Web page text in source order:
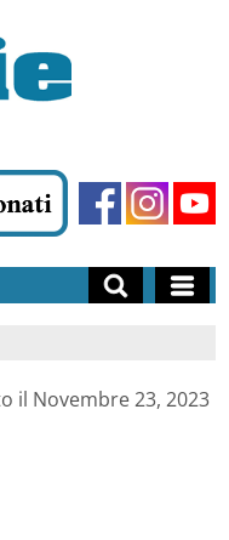
il Novembre 23, 2023